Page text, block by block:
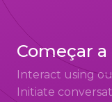
Começar
Interact using
Initiate